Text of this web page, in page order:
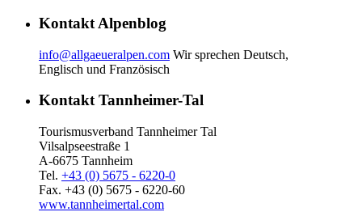
Kontakt Alpenblog
info@allgaeueralpen.com Wir sprechen Deutsch,
Englisch und Französisch
Kontakt Tannheimer-Tal
Tourismusverband Tannheimer Tal
Vilsalpseestraße 1
A-6675 Tannheim
Tel. +43 (0) 5675 - 6220-0
Fax. +43 (0) 5675 - 6220-60
www.tannheimertal.com